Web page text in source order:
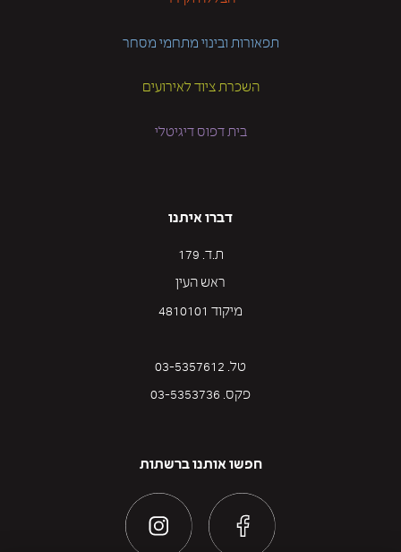
תפאורות ובינוי מתחמי מסחר
השכרת ציוד לאירועים
בית דפוס דיגיטלי
דברו איתנו
ת.ד. 179
ראש העין
מיקוד 4810101
טל. 03-5357612
פקס. 03-5353736
חפשו אותנו ברשתות